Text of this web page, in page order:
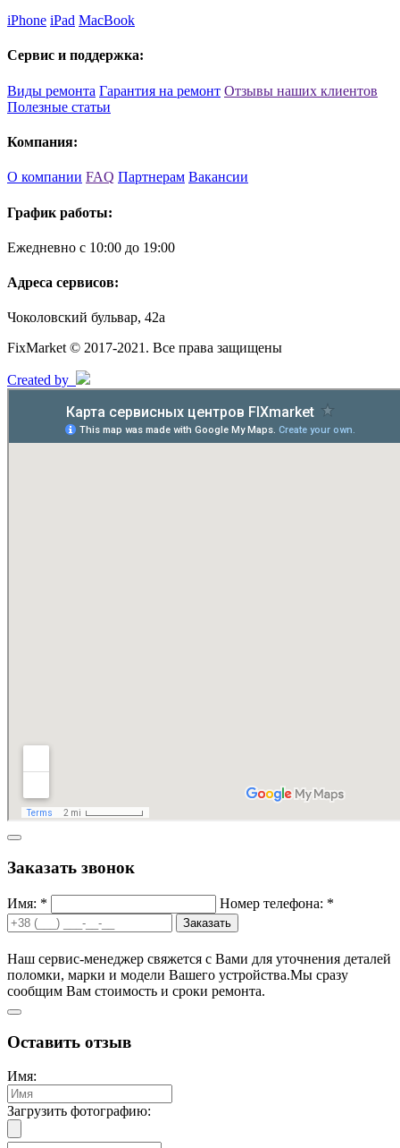
iPhone iPad MacBook
Сервис и поддержка:
Виды ремонта Гарантия на ремонт Отзывы наших клиентов
Полезные статьи
Компания:
О компании FAQ Партнерам Вакансии
График работы:
Ежедневно с 10:00 до 19:00
Адреса сервисов:
Чоколовский бульвар, 42а
FixMarket © 2017-2021. Все права защищены
Created by
Заказать звонок
Имя: * Номер телефона: *
Заказать
Наш сервис-менеджер свяжется с Вами для уточнения деталей
поломки, марки и модели Вашего устройства.Мы сразу
сообщим Вам стоимость и сроки ремонта.
Оставить отзыв
Имя:
Загрузить фотографию: